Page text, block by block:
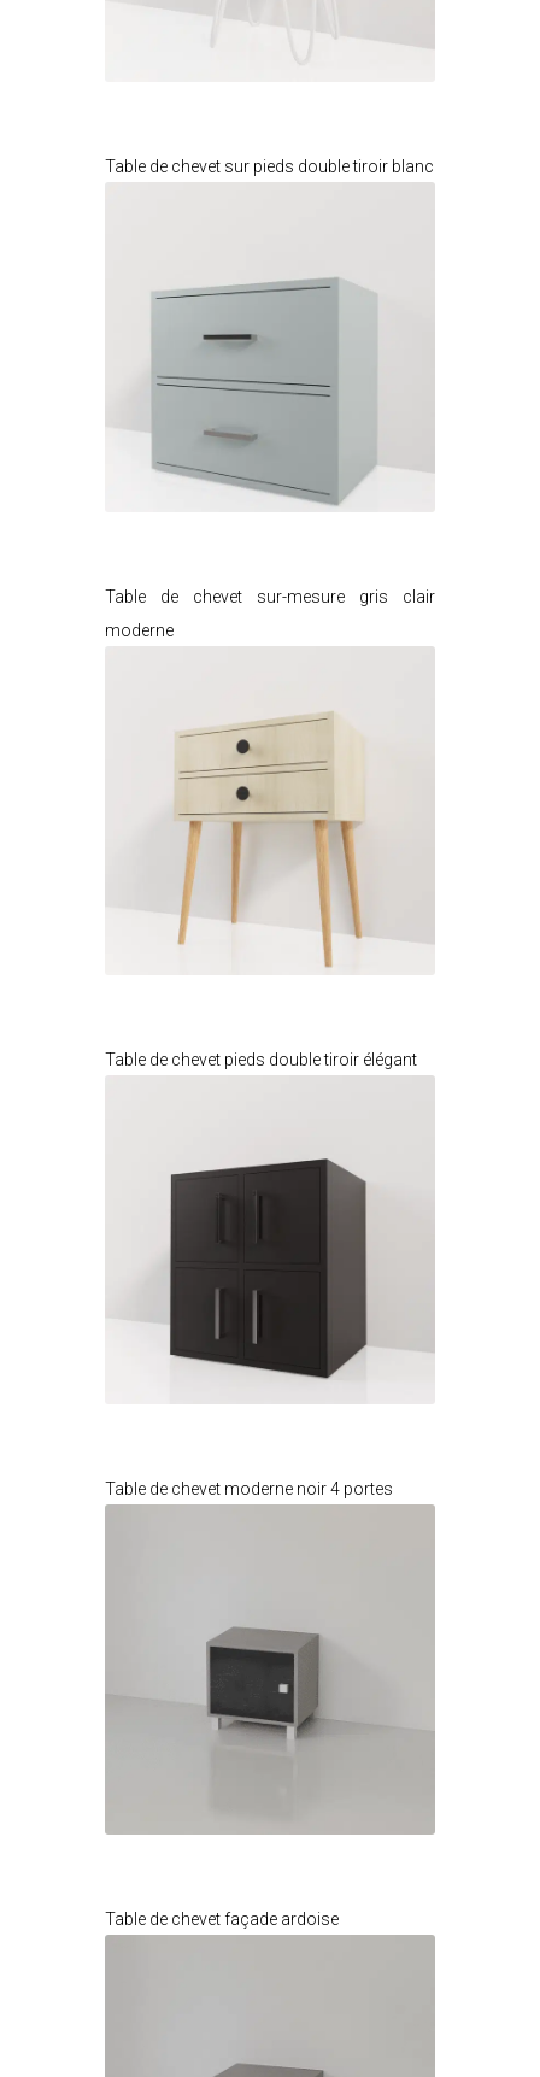
Table de chevet sur pieds double tiroir blanc
Table de chevet sur-mesure gris clair
moderne
Table de chevet pieds double tiroir élégant
Table de chevet moderne noir 4 portes
Table de chevet façade ardoise